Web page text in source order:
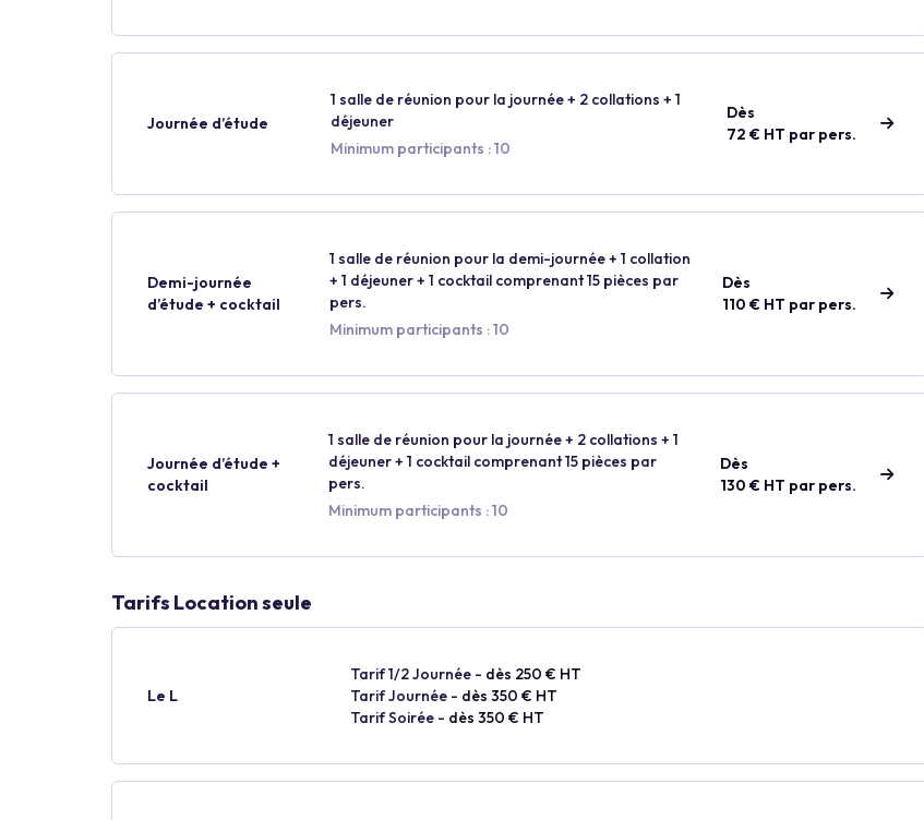
Journée d’étude
1 salle de réunion pour la journée + 2 collations + 1
déjeuner
Minimum participants : 10
Dès
72 € HT par pers.
Demi-journée
d’étude + cocktail
1 salle de réunion pour la demi-journée + 1 collation
+ 1 déjeuner + 1 cocktail comprenant 15 pièces par
pers.
Minimum participants : 10
Dès
110 € HT par pers.
Journée d’étude +
cocktail
1 salle de réunion pour la journée + 2 collations + 1
déjeuner + 1 cocktail comprenant 15 pièces par
pers.
Minimum participants : 10
Dès
130 € HT par pers.
Tarifs Location seule
Le L
Tarif 1/2 Journée - dès 250 € HT
Tarif Journée - dès 350 € HT
Tarif Soirée - dès 350 € HT